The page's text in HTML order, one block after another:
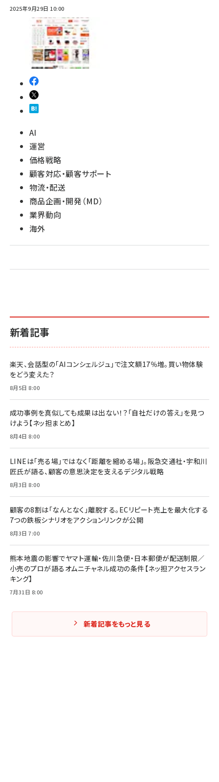
2025年9月29日 10:00
AI
運営
価格戦略
顧客対応・顧客サポート
物流・配送
商品企画・開発（MD）
業界動向
海外
新着記事
楽天、会話型の「AIコンシェルジュ」で注文額17％増。買い物体験
をどう変えた？
8月5日 8:00
成功事例を真似しても成果は出ない！？「自社だけの答え」を見つ
けよう【ネッ担まとめ】
8月4日 8:00
LINEは「売る場」ではなく「距離を縮める場」。阪急交通社・宇和川
匠氏が語る、顧客の意思決定を支えるデジタル戦略
8月3日 8:00
顧客の8割は「なんとなく」離脱する。ECリピート売上を最大化する
7つの鉄板シナリオをアクションリンクが公開
8月3日 7:00
熊本地震の影響でヤマト運輸・佐川急便・日本郵便が配送制限／
小売のプロが語るオムニチャネル成功の条件【ネッ担アクセスラン
キング】
7月31日 8:00
新着記事をもっと見る